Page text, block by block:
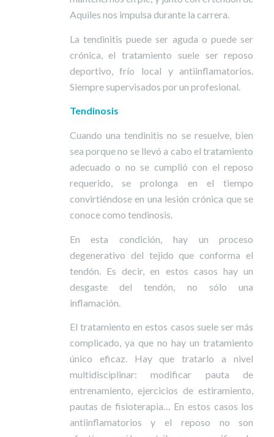
Aquiles nos impulsa durante la carrera.
La tendinitis puede ser aguda o puede ser
crónica, el tratamiento suele ser reposo
deportivo, frío local y antiinflamatorios.
Siempre supervisados por un profesional.
Tendinosis
Cuando una tendinitis no se resuelve, bien
sea porque no se llevó a cabo el tratamiento
adecuado o no se cumplió con el reposo
requerido, se prolonga en el tiempo
convirtiéndose en una lesión crónica que se
conoce como tendinosis.
En esta condición, hay un proceso
degenerativo del tejido que conforma el
tendón. Es decir, en estos casos hay un
desgaste del tendón, no sólo una
inflamación.
El tratamiento en estos casos suele ser más
complicado, ya que no hay un tratamiento
único eficaz. Hay que tratarlo a nivel
multidisciplinar: modificar pauta de
entrenamiento, ejercicios de estiramiento,
pautas de fisioterapia… En estos casos los
antiinflamatorios y el reposo no son